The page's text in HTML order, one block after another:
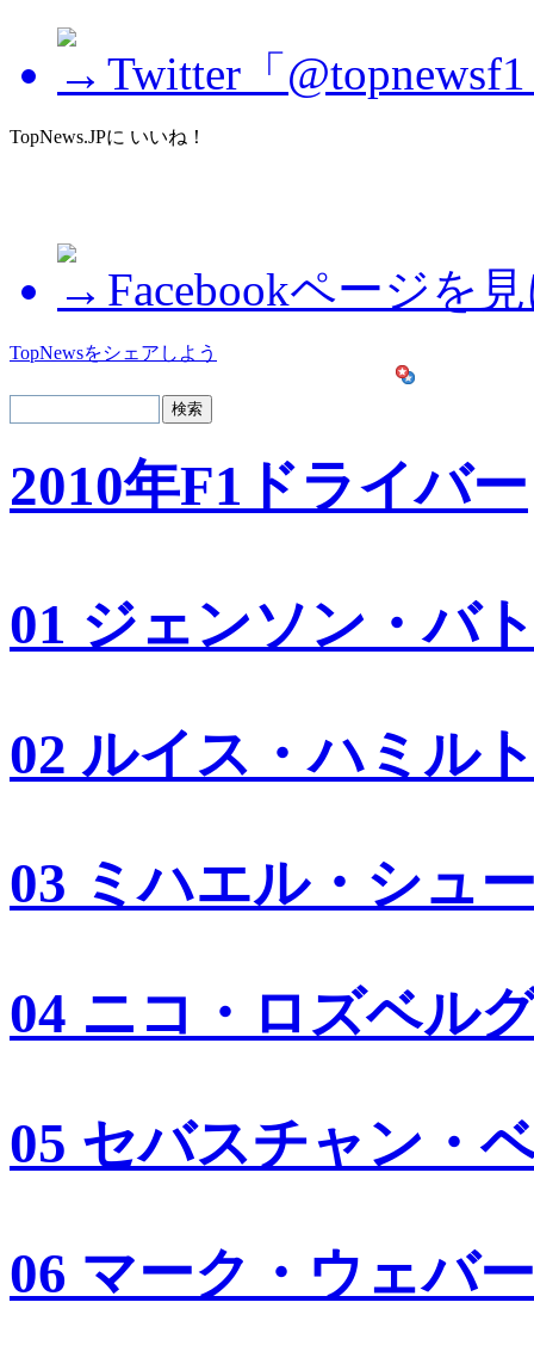
Twitter「
TopNews.JPに いいね！
Facebookページを
TopNewsをシェアしよう
2010年F1ドライバー
01 ジェンソン・バ
02 ルイス・ハミル
03 ミハエル・シュ
04 ニコ・ロズベル
05 セバスチャン・
06 マーク・ウェバー